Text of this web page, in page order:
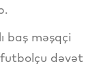
baş məşqçi
dəvət